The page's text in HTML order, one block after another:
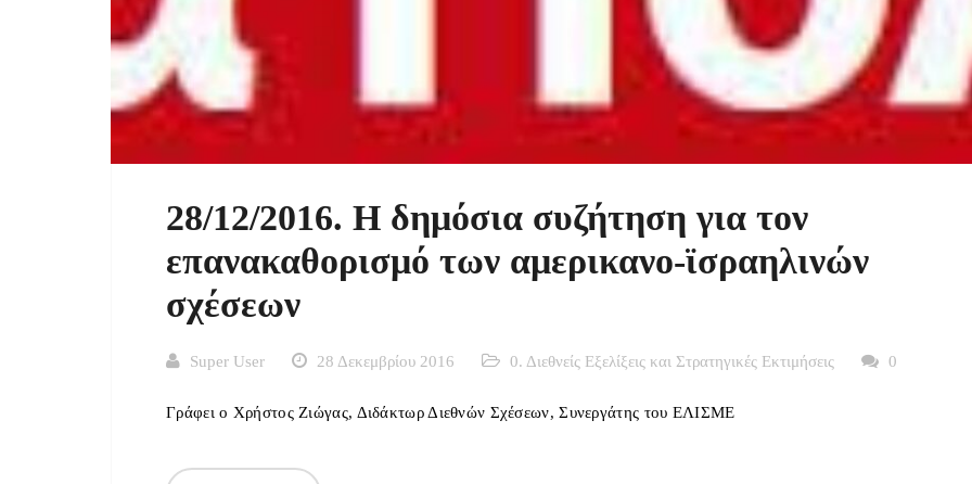
28/12/2016. Η δημόσια συζήτηση για τον
επανακαθορισμό των αμερικανο-ϊσραηλινών
σχέσεων
Super User 28 Δεκεμβρίου 2016 0. Διεθνείς Εξελίξεις και Στρατηγικές Εκτιμήσεις 0
Γράφει ο Χρήστος Ζιώγας, Διδάκτωρ Διεθνών Σχέσεων, Συνεργάτης του ΕΛΙΣΜΕ